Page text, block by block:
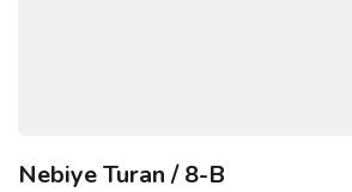
Nebiye Turan / 8-B